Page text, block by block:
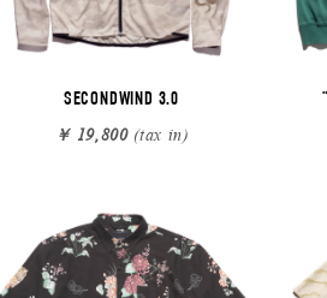
SECONDWIND 3.0
￥ 19,800(tax in)